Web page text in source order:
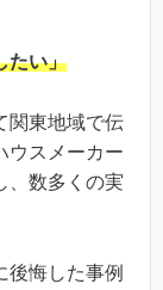
たい」
関東地域で伝
ウスメーカー
、数多くの実
後悔した事例